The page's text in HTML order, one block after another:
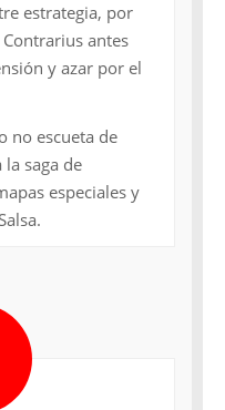
estrategia, por
antes
y azar por el
no escueta de
saga de
especiales y